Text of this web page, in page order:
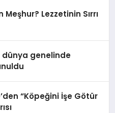
Lezzetinin Sırrı
dünya genelinde
“Köpeğini İşe Götür